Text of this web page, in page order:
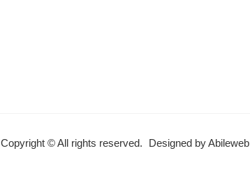
Copyright © All rights reserved. Designed by Abileweb